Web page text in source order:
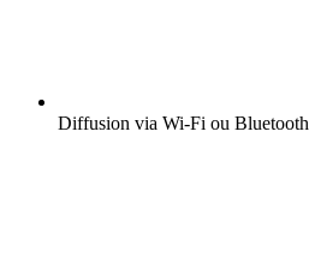
Diffusion via Wi-Fi ou Bluetooth